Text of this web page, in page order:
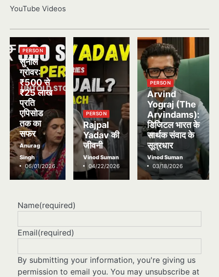
YouTube Videos
PERSON
सुनील
ग्रोवर:
₹500 से
₹25 लाख
प्रति
एपिसोड
तक का
सफर
Anurag
Singh
06/01/2026
PERSON
Rajpal
Yadav की
जीवनी
Vinod Suman
04/22/2026
PERSON
Arvind
Yograj (The
Arvindams):
डिजिटल भारत के
सार्थक संवाद के
सूत्रधार
Vinod Suman
03/18/2026
Name(required)
Email(required)
By submitting your information, you're giving us
permission to email you. You may unsubscribe at